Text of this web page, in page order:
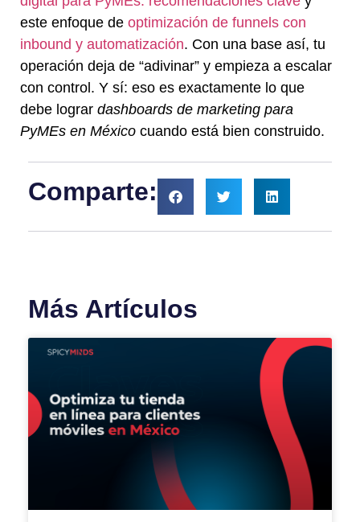
este enfoque de optimización de funnels con
inbound y automatización. Con una base así, tu
operación deja de “adivinar” y empieza a escalar
con control. Y sí: eso es exactamente lo que
debe lograr dashboards de marketing para
PyMEs en México cuando está bien construido.
Comparte:
Más Artículos